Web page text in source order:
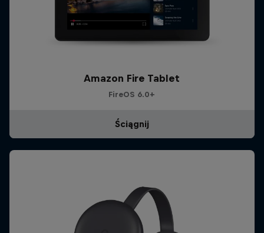
Amazon Fire Tablet
FireOS 6.0+
Ściągnij